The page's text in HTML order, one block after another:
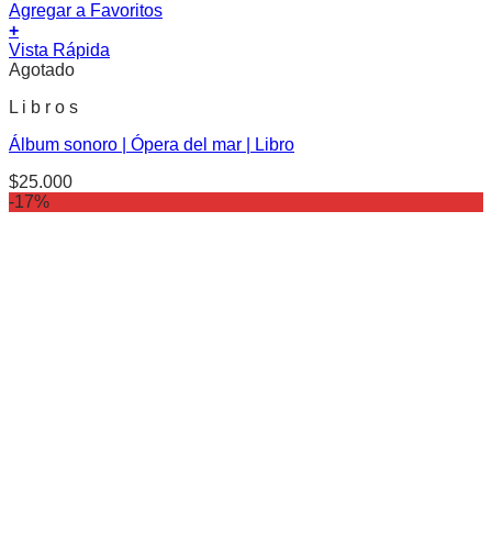
Agregar a Favoritos
+
Vista Rápida
Agotado
L i b r o s
Álbum sonoro | Ópera del mar | Libro
$25.000
-17%